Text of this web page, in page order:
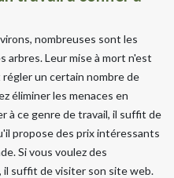
nombreuses sont les
Leur mise à mort n'est
un certain nombre de
éliminer les menaces en
à ce genre de travail, il suffit de
propose des prix intéressants
Si vous voulez des
suffit de visiter son site web.